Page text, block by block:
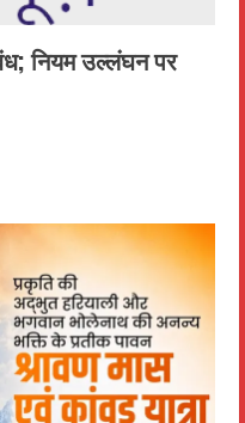
नियम उल्लंघन पर